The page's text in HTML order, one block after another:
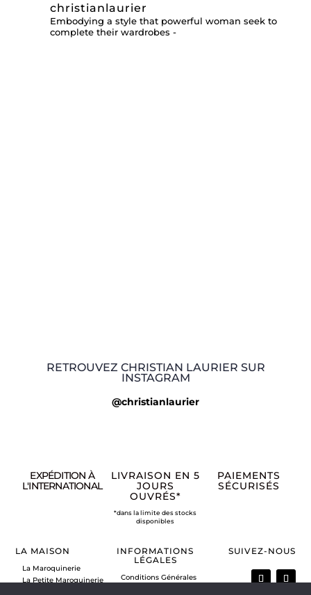
christianlaurier
Embodying a style that powerful woman seek to
complete their wardrobes -
RETROUVEZ CHRISTIAN LAURIER SUR
INSTAGRAM
@christianlaurier
EXPÉDITION À
L'INTERNATIONAL
LIVRAISON EN 5
JOURS
OUVRÉS*
*dans la limite des stocks
disponibles
PAIEMENTS
SÉCURISÉS
LA MAISON
La Maroquinerie
La Petite Maroquinerie
INFORMATIONS
LÉGALES
Conditions Générales
SUIVEZ-NOUS